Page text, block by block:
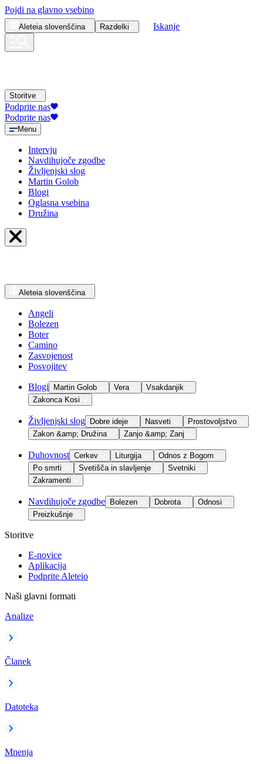
Pojdi na glavno vsebino
Aleteia slovenščina Razdelki Iskanje
Storitve
Podprite nas
Podprite nas
Menu
Intervju
Navdihujoče zgodbe
Življenjski slog
Martin Golob
Blogi
Oglasna vsebina
Družina
Aleteia slovenščina
Angeli
Bolezen
Boter
Camino
Zasvojenost
Posvojitev
Blogi Martin Golob Vera
Vsakdanjik
Zakonca Kosi
Življenjski slog Dobre ideje Nasveti
Prostovoljstvo
Zakon &amp; Družina
Zanjo &amp; Zanj
Duhovnost Cerkev Liturgija
Odnos z Bogom
Po smrti
Svetišča in slavljenje
Svetniki
Zakramenti
Navdihujoče zgodbe Bolezen Dobrota
Odnosi
Preizkušnje
Storitve
E-novice
Aplikacija
Podprite Aleteio
Naši glavni formati
Analize
Članek
Datoteka
Mnenja